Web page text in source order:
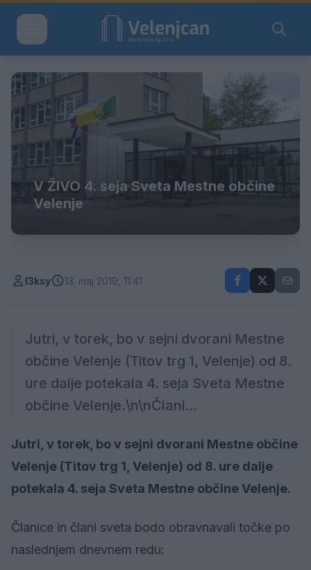
V ŽIVO 4. seja Sveta Mestne občine
Velenje
l3ksy 13. maj 2019, 11:41
Jutri, v torek, bo v sejni dvorani Mestne
občine Velenje (Titov trg 1, Velenje) od 8.
ure dalje potekala 4. seja Sveta Mestne
občine Velenje.\n\nČlani...
Jutri, v torek, bo v sejni dvorani Mestne občine
Velenje (Titov trg 1, Velenje) od 8. ure dalje
potekala 4. seja Sveta Mestne občine Velenje.
Članice in člani sveta bodo obravnavali točke po
naslednjem dnevnem redu: